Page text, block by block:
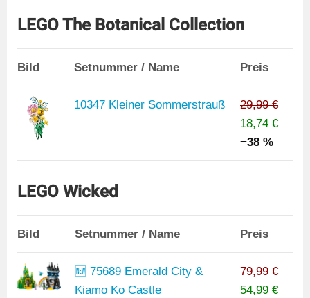
LEGO The Botanical Collection
Bild Setnummer / Name Preis
10347 Kleiner Sommerstrauß
29,99 €
18,74 €
−38 %
LEGO Wicked
Bild Setnummer / Name Preis
🆕 75689 Emerald City &
Kiamo Ko Castle
79,99 €
54,99 €